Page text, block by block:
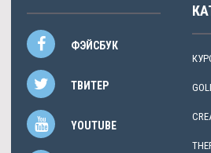
ФЭЙСБУК
ТВИТЕР
YOUTUBE